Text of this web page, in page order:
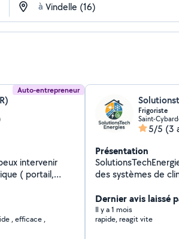
à
Auto-entrepreneur
intervenir
( portail,
ou rénovation
des devis
rapidement !
,
Frigoriste
Saint-
5/5 (3
Présentation
des systèmes de
professionnels.
énergétiques
pour réduire votre
Dernier avis laissé
Il y a 1 mois
rapide, reagit vite